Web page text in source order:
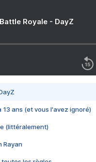
Royale - DayZ
13 ans (et vous l'avez ignoré)
(littéralement)
Rayan